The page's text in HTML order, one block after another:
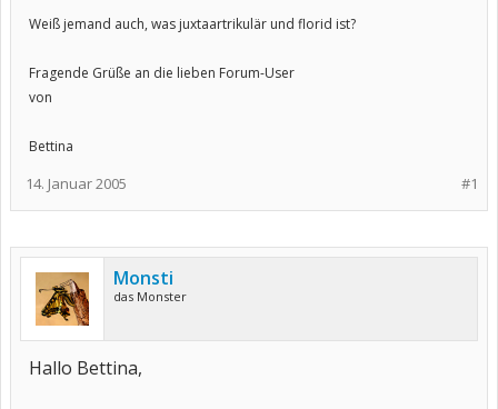
Weiß jemand auch, was juxtaartrikulär und florid ist?
Fragende Grüße an die lieben Forum-User
von
Bettina
#1
14. Januar 2005
Monsti
das Monster
Hallo Bettina,